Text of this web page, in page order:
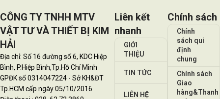
CÔNG TY TNHH MTV
VẬT TƯ VÀ THIẾT BỊ KIM
HẢI
Địa chỉ: Số 16 đường số 6, KDC Hiệp
Bình, P.Hiệp Bình,Tp.Hồ Chí Minh
GPĐK số 0314047224 - Sở KH&ĐT
Tp.HCM cấp ngày 05/10/2016
Liên kết
nhanh
GIỚI
THIỆU
TIN TỨC
LIÊN HỆ
Chính sách
Chính
sách qui
định
chung
Chính sách
Giao
hàng&Thanh